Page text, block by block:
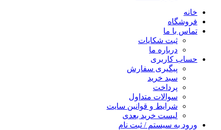
خانه
فروشگاه
تماس با ما
ثبت شکایات
درباره ما
حساب کاربری
پیگیری سفارش
سبد خرید
پرداخت
سوالات متداول
شرایط و قوانین سایت
لیست خرید بعدی
ورود به سیستم / ثبت نام